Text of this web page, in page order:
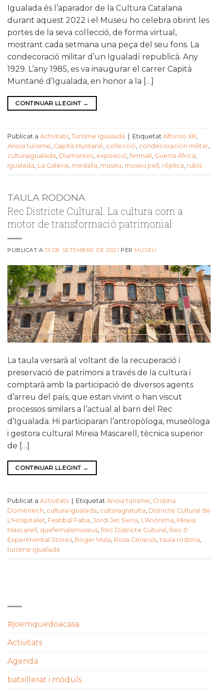
Igualada és l’aparador de la Cultura Catalana
durant aquest 2022 i el Museu ho celebra obrint les
portes de la seva col·lecció, de forma virtual,
mostrant cada setmana una peça del seu fons. La
condecoració militar d’un Igualadí republicà. Any
1929. L’any 1985, es va inaugurar el carrer Capità
Muntané d’Igualada, en honor a la […]
CONTINUAR LLEGINT →
Publicat a Activitats, Turisme Igualada Etiquetat Alfonso XIII,
Anoia turisme, Capità Muntané, col·lecció, condecoración militar,
culturaigualada, Diamantes, exposició, fermall , Guerra África,
Igualada, La Galeria, medalla, museu, museu pell , réplica, rubís
TAULA RODONA
Rec Districte Cultural. La cultura com a
motor de transformació patrimonial
PUBLICAT A15 DE SETEMBRE DE 2021 PER MUSEU
La taula versarà al voltant de la recuperació i
preservació de patrimoni a través de la cultura i
comptarà amb la participació de diversos agents
d’arreu del país, que estan vivint o han viscut
processos similars a l’actual al barri del Rec
d’Igualada. Hi participaran l’antropòloga, museòloga
i gestora cultural Mireia Mascarell, tècnica superior
de […]
CONTINUAR LLEGINT →
Publicat a Activitats Etiquetat Anoia turisme, Cristina
Domènech, cultura igualada, culturagratuïta, Districte Cultural de
L'Hospitalet, Festibal Faba, Jordi Jet Serra, L'Anònima, Mireia
Mascarell , quefemalsmuseus, Rec Districte Cultural , Rec.0
Experimental Stores, Roger Mula, Rosa Cerarols, taula rodona,
turisme igualada
#joemquedoacasa
Activitats
Agenda
batxillerat i mòduls